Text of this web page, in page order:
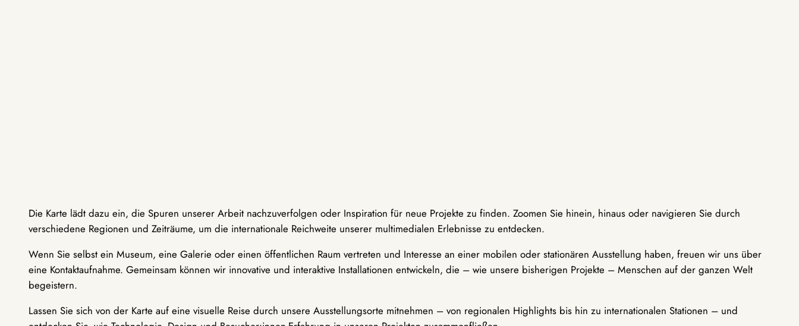
Die Karte lädt dazu ein, die Spuren unserer Arbeit nachzuverfolgen oder Inspiration für neue Projekte zu finden. Zoomen Sie hinein, hinaus oder navigieren Sie durch
verschiedene Regionen und Zeiträume, um die internationale Reichweite unserer multimedialen Erlebnisse zu entdecken.
Wenn Sie selbst ein Museum, eine Galerie oder einen öffentlichen Raum vertreten und Interesse an einer mobilen oder stationären Ausstellung haben, freuen wir uns über
eine Kontaktaufnahme. Gemeinsam können wir innovative und interaktive Installationen entwickeln, die – wie unsere bisherigen Projekte – Menschen auf der ganzen Welt
begeistern.
Lassen Sie sich von der Karte auf eine visuelle Reise durch unsere Ausstellungsorte mitnehmen – von regionalen Highlights bis hin zu internationalen Stationen – und